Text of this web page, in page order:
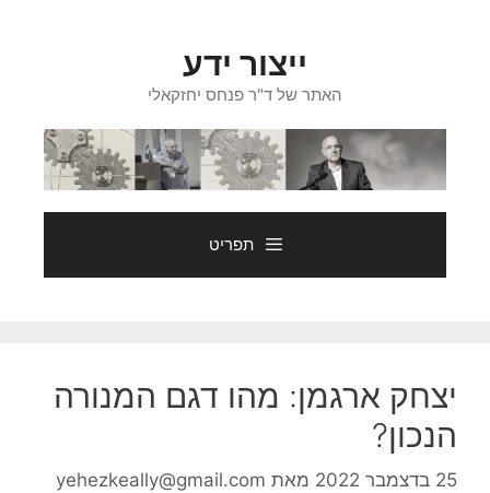
ייצור ידע
האתר של ד"ר פנחס יחזקאלי
תפריט
יצחק ארגמן: מהו דגם המנורה
הנכון?
25 בדצמבר 2022 מאת yehezkeally@gmail.com